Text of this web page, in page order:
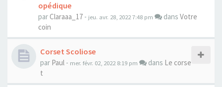
opédique
parClaraaa_17 - jeu. avr. 28, 2022 7:48 pm dans Votre
coin
Corset Scoliose
par Paul - mer. févr. 02, 2022 8:19 pm dans Le corse
t